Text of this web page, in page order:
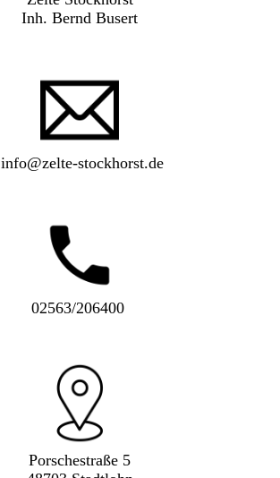
Inh. Bernd Busert
info@zelte-stockhorst.de
02563/206400
Porschestraße 5